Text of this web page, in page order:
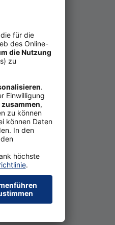
Ge­schäfts­kon­ten­ver­gleich,
zählt, ist auch das Drum­
mit kom­fortablen und
Unter­nehmen kann
sinnvoll sein. Hilfreich für
digitaler Kredit­prozess
könnten die Ein­
wichtig sein.
ist eine gute Er­reich­bar­keit